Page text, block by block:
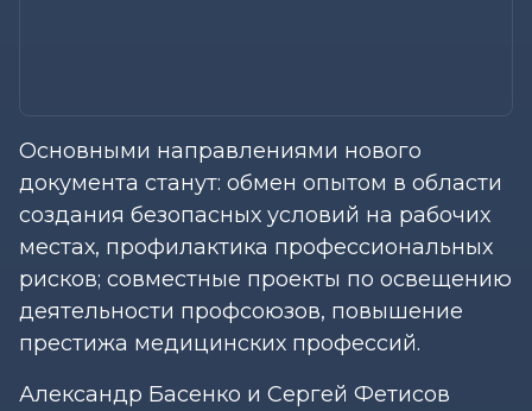
Основными направлениями нового
документа станут: обмен опытом в области
создания безопасных условий на рабочих
местах, профилактика профессиональных
рисков; совместные проекты по освещению
деятельности профсоюзов, повышение
престижа медицинских профессий.
Александр Басенко и Сергей Фетисов